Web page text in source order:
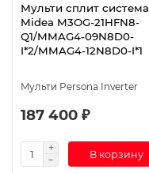
Мульти сплит система
Midea M3OG-21HFN8-
Q1/MMAG4-09N8D0-
I*2/MMAG4-12N8D0-I*1
Мульти Persona Inverter
187 400 ₽
В корзину